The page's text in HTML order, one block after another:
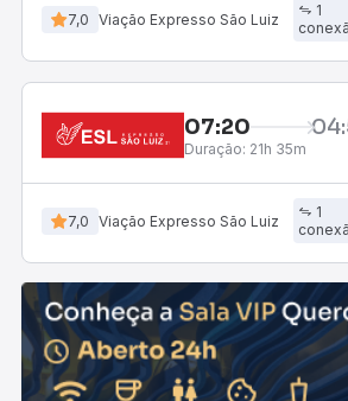
7,0 Viação Expresso São Luiz
1
07:20
Duração: 21h 35m
7,0 Viação Expresso São Luiz
1